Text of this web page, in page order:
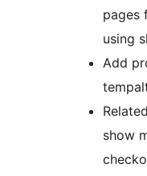
pages
using
Add
show